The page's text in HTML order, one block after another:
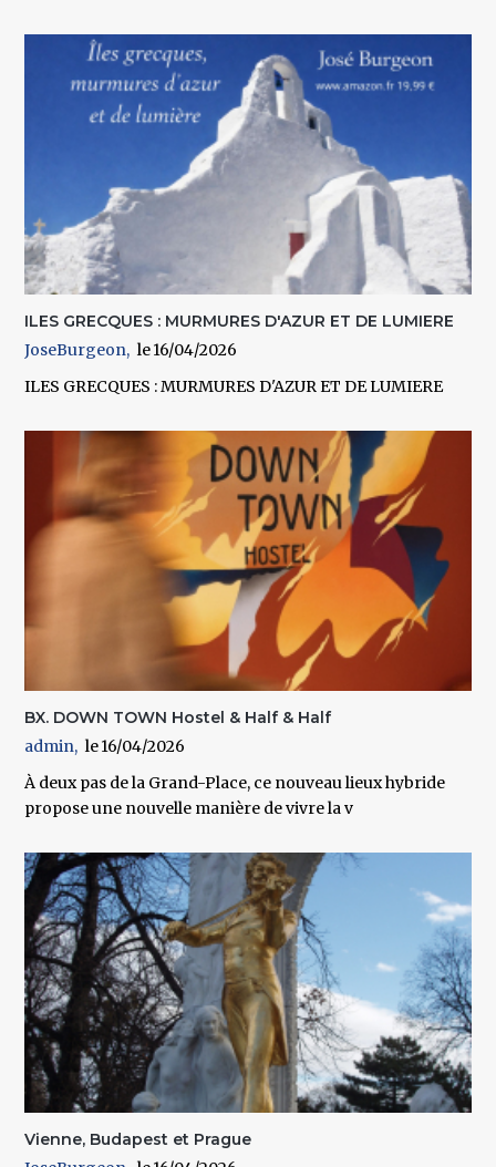
ILES GRECQUES : MURMURES D'AZUR ET DE LUMIERE
JoseBurgeon
16/04/2026
ILES GRECQUES : MURMURES D'AZUR ET DE LUMIERE
BX. DOWN TOWN Hostel & Half & Half
admin
16/04/2026
À deux pas de la Grand-Place, ce nouveau lieux hybride
propose une nouvelle manière de vivre la v
Vienne, Budapest et Prague